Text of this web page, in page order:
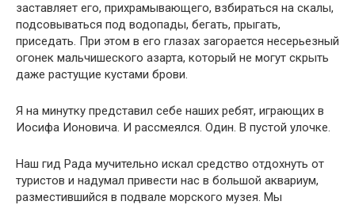
заставляет его, прихрамывающего, взбираться на скалы,
подсовываться под водопады, бегать, прыгать,
приседать. При этом в его глазах загорается несерьезный
огонек мальчишеского азарта, который не могут скрыть
даже растущие кустами брови.
Я на минутку представил себе наших ребят, играющих в
Иосифа Ионовича. И рассмеялся. Один. В пустой улочке.
Наш гид Рада мучительно искал средство отдохнуть от
туристов и надумал привести нас в большой аквариум,
разместившийся в подвале морского музея. Мы